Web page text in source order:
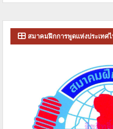
สมาคมฝึกการพูดแห่งประเทศ